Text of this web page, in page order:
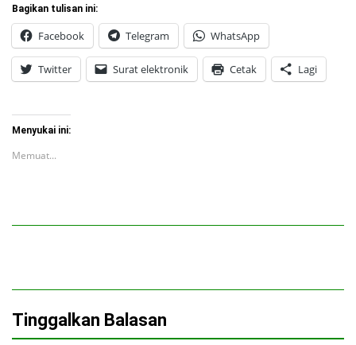
Bagikan tulisan ini:
Facebook Telegram WhatsApp
Twitter Surat elektronik Cetak Lagi
Menyukai ini:
Memuat...
Tinggalkan Balasan